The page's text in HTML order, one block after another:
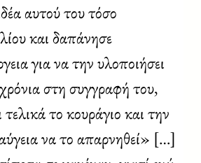
αυτού του τόσο
και δαπάνησε
για να την υλοποιήσει
στη συγγραφή του,
το κουράγιο και την
να το απαρνηθεί» […]